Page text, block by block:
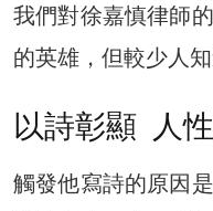
我們對徐嘉慎律師
的英雄，但較少人
以詩彰顯 人
觸發他寫詩的原因